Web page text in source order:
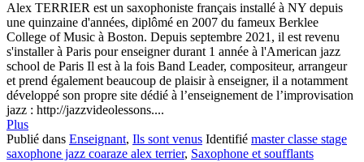
Alex TERRIER est un saxophoniste français installé à NY depuis
une quinzaine d'années, diplômé en 2007 du fameux Berklee
College of Music à Boston. Depuis septembre 2021, il est revenu
s'installer à Paris pour enseigner durant 1 année à l'American jazz
school de Paris Il est à la fois Band Leader, compositeur, arrangeur
et prend également beaucoup de plaisir à enseigner, il a notamment
développé son propre site dédié à l’enseignement de l’improvisation
jazz : http://jazzvideolessons....
Plus
Publié dans Enseignant, Ils sont venus Identifié master classe stage
saxophone jazz coaraze alex terrier, Saxophone et soufflants